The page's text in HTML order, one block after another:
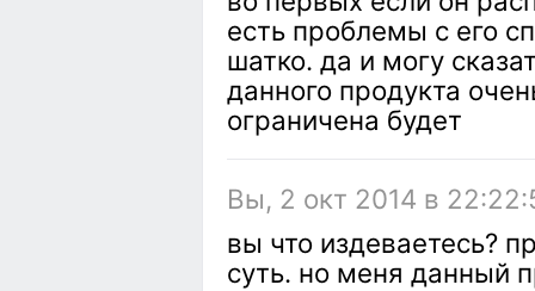
есть проблемы с его
шатко. да и могу
данного продукта
ограничена будет
Вы, 2 окт 2014 в
вы что издеваетесь?
суть. но меня данный